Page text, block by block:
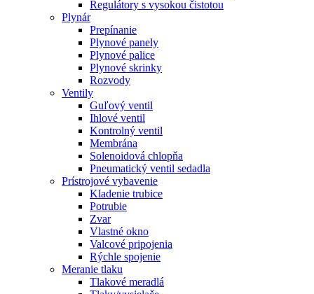
Regulátory s vysokou čistotou
Plynár
Prepínanie
Plynové panely
Plynové palice
Plynové skrinky
Rozvody
Ventily
Guľový ventil
Ihlové ventil
Kontrolný ventil
Membrána
Solenoidová chlopňa
Pneumatický ventil sedadla
Prístrojové vybavenie
Kladenie trubice
Potrubie
Zvar
Vlastné okno
Valcové pripojenia
Rýchle spojenie
Meranie tlaku
Tlakové meradlá